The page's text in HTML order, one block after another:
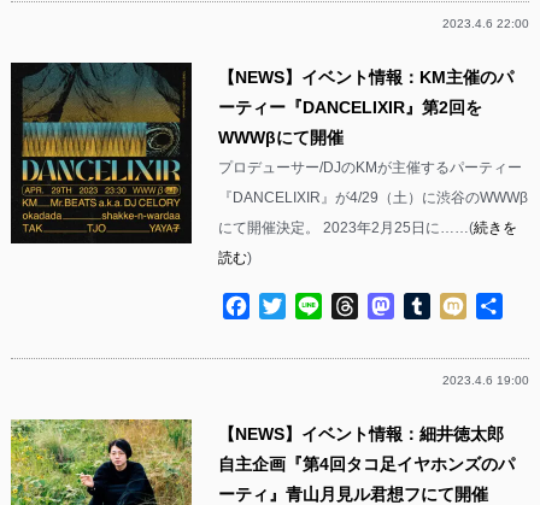
2023.4.6 22:00
【NEWS】イベント情報：KM主催のパ
ーティー『DANCELIXIR』第2回を
WWWβにて開催
プロデューサー/DJのKMが主催するパーティー
『DANCELIXIR』が4/29（土）に渋谷のWWWβ
にて開催決定。 2023年2月25日に……(続きを
読む)
Facebook
TwitterLine ThreadsMastodon
Tumblr
Mixi
2023.4.6 19:00
【NEWS】イベント情報：細井徳太郎
自主企画『第4回タコ足イヤホンズのパ
ーティ』青山月見ル君想フにて開催